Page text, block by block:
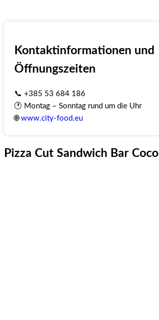
Kontaktinformationen und
Öffnungszeiten
📞 +385 53 684 186
🕐 Montag – Sonntag rund um die Uhr
🌐www.city-food.eu
Pizza Cut Sandwich Bar Coco